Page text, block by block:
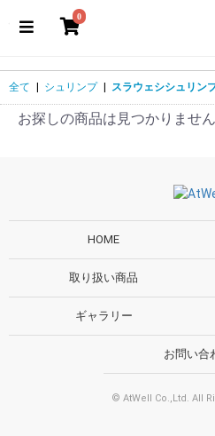
0
全て シュリンプ スラウェシシュリン
お探しの商品は見つかりませ
HOME
取り扱い商品
ギャラリー
お問い合
© AtWell Co.,Ltd. All